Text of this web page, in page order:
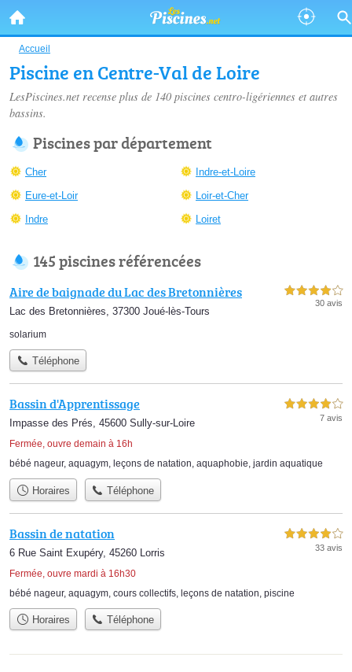
Accueil
Piscine en Centre-Val de Loire
LesPiscines.net recense plus de 140 piscines centro-ligériennes et autres
bassins.
Piscines par département
Cher
Eure-et-Loir
Indre
Indre-et-Loire
Loir-et-Cher
Loiret
145 piscines référencées
Aire de baignade du Lac des Bretonnières
Lac des Bretonnières, 37300 Joué-lès-Tours
4,0 étoiles sur 5
30 avis
solarium
Téléphone
Bassin d'Apprentissage
Impasse des Prés, 45600 Sully-sur-Loire
Fermée, ouvre demain à 16h
4,0 étoiles sur 5
7 avis
bébé nageur, aquagym, leçons de natation, aquaphobie, jardin aquatique
Horaires Téléphone
Bassin de natation
6 Rue Saint Exupéry, 45260 Lorris
Fermée, ouvre mardi à 16h30
4,0 étoiles sur 5
33 avis
bébé nageur, aquagym cours collectifs leçons de natation piscine
Horaires Téléphone